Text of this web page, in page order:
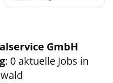
GmbH
: 0 aktuelle Jobs in